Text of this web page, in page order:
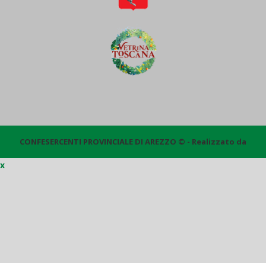
CONFESERCENTI PROVINCIALE DI AREZZO © - Realizzato da
x